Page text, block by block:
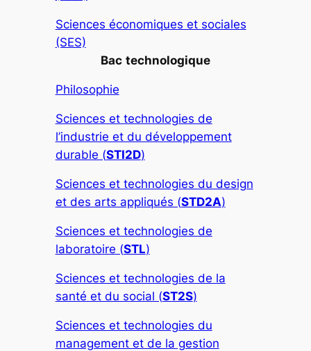
Sciences économiques et sociales
(SES)
Bac technologique
Philosophie
Sciences et technologies de
l’industrie et du développement
durable (STI2D)
Sciences et technologies du design
et des arts appliqués (STD2A)
Sciences et technologies de
laboratoire (STL)
Sciences et technologies de la
santé et du social (ST2S)
Sciences et technologies du
management et de la gestion